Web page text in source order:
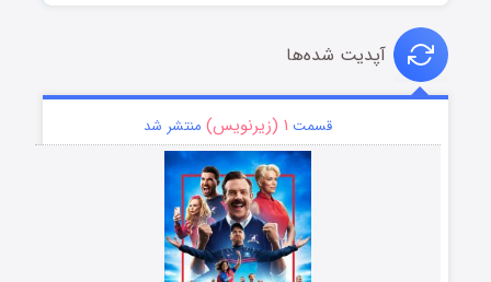
آپدیت شده‌ها
قسمت ۱ (زیرنویس) منتشر شد